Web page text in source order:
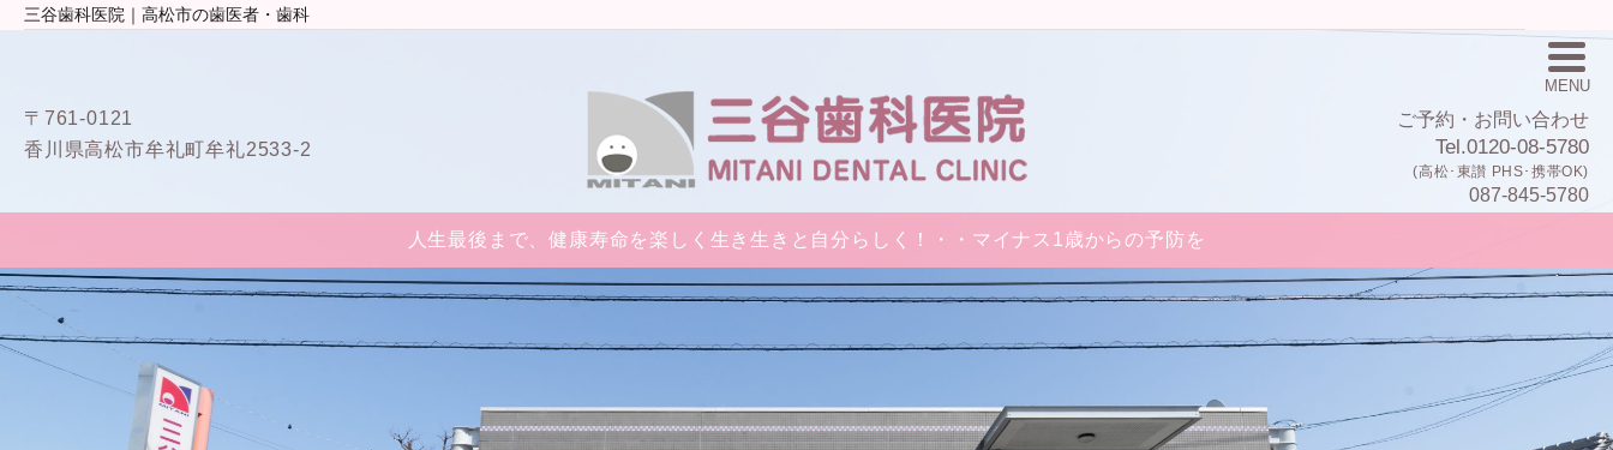
三谷歯科医院｜高松市の歯医者・歯科
人生最後まで、健康寿命を楽しく生き生きと自分らしく！・・マイナス1歳からの予防を
〒761-0121
香川県高松市牟礼町牟礼2533-2
MENU
ご予約・お問い合わせ
Tel.0120-08-5780
(高松･東讃 PHS･携帯OK)
087-845-5780